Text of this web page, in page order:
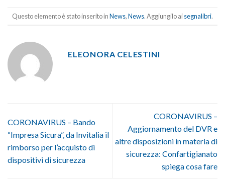
Questo elemento è stato inserito inNews,News. Aggiungilo aisegnalibri.
ELEONORA CELESTINI
CORONAVIRUS – Bando
“Impresa Sicura”, da Invitalia il
rimborso per l’acquisto di
dispositivi di sicurezza
CORONAVIRUS –
Aggiornamento del DVR e
altre disposizioni in materia di
sicurezza: Confartigianato
spiega cosa fare